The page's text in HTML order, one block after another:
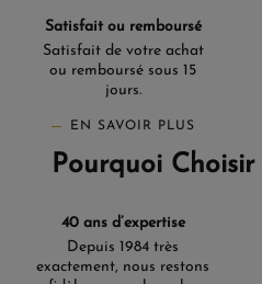
Satisfait ou remboursé
Satisfait de votre achat
ou remboursé sous 15
jours.
EN SAVOIR PLUS
Pourquoi
40 ans d’expertise
Depuis 1984 très
exactement, nous restons